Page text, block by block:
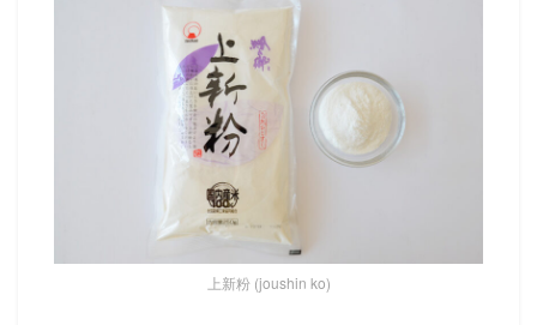
上新粉 (joushin ko)